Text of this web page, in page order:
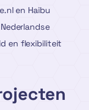
en Haibu
en flexibiliteit